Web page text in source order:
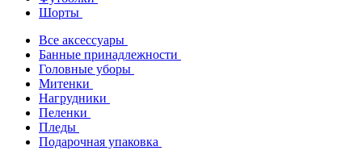
Шорты
Все аксессуары
Банные принадлежности
Головные уборы
Митенки
Нагрудники
Пеленки
Пледы
Подарочная упаковка